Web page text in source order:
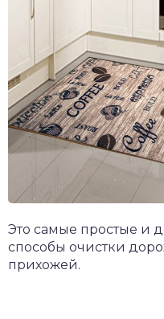
Это самые простые и
способы очистки
прихожей.